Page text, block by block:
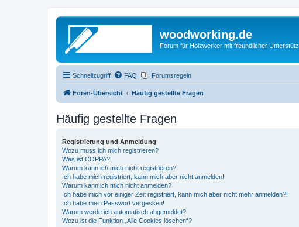
woodworking.de
Forum für Holzwerker mit freundlicher
Schnellzugriff FAQ Forumsregeln
Foren-Übersicht Häufig gestellte Fragen
Häufig gestellte Fragen
Registrierung und Anmeldung
Wozu muss ich mich registrieren?
Was ist COPPA?
Warum kann ich mich nicht registrieren?
Ich habe mich registriert, kann mich aber nicht anmelden!
Warum kann ich mich nicht anmelden?
Ich habe mich vor einiger Zeit registriert, kann mich aber nicht mehr anmelden?!
Ich habe mein Passwort vergessen!
Warum werde ich automatisch abgemeldet?
Wozu ist die Funktion „Alle Cookies löschen“?